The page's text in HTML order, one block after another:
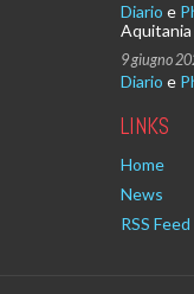
Diario e
Aquitania
9 giugno
Diario e
LINKS
Home
News
RSS Feed